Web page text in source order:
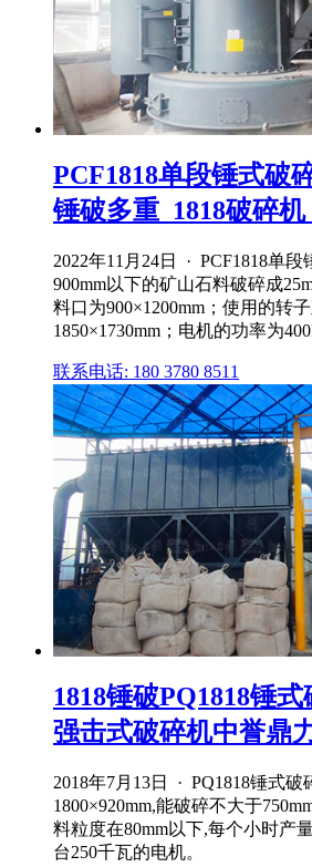
PCF1818单段锤式破
锤破多重_1818破碎机
2022年11月24日 · PCF1818单
900mm以下的矿山石料破碎成
料口为900×1200mm；使用的转
1850×1730mm；电机的功率为
联系电话: 180 3780 8511
1818锤破PQ1818锤
强击式破碎机中誉鼎
2018年7月13日 · PQ1818锤式
1800×920mm,能破碎不大于
料粒度在80mm以下,每个小时产
台250千瓦的电机。